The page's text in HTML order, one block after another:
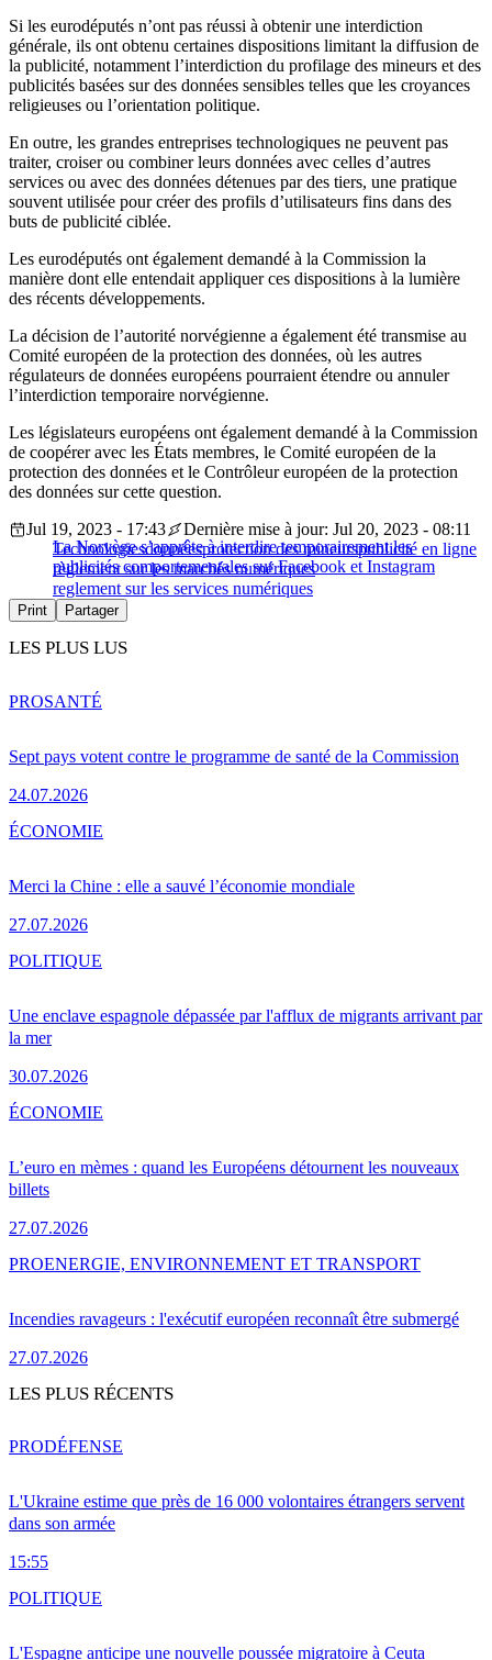
Si les eurodéputés n’ont pas réussi à obtenir une interdiction
générale, ils ont obtenu certaines dispositions limitant la diffusion de
la publicité, notamment l’interdiction du profilage des mineurs et des
publicités basées sur des données sensibles telles que les croyances
religieuses ou l’orientation politique.
En outre, les grandes entreprises technologiques ne peuvent pas
traiter, croiser ou combiner leurs données avec celles d’autres
services ou avec des données détenues par des tiers, une pratique
souvent utilisée pour créer des profils d’utilisateurs fins dans des
buts de publicité ciblée.
Les eurodéputés ont également demandé à la Commission la
manière dont elle entendait appliquer ces dispositions à la lumière
des récents développements.
La décision de l’autorité norvégienne a également été transmise au
Comité européen de la protection des données, où les autres
régulateurs de données européens pourraient étendre ou annuler
l’interdiction temporaire norvégienne.
Les législateurs européens ont également demandé à la Commission
de coopérer avec les États membres, le Comité européen de la
protection des données et le Contrôleur européen de la protection
des données sur cette question.
La Norvège s’apprête à interdire temporairement les
publicités comportementales sur Facebook et Instagram
Jul 19, 2023 - 17:43
Dernière mise à jour: Jul 20, 2023 - 08:11
Technologiesdonnéesprotection des mineurspublicité en ligne
règlement sur les marchés numériques
reglement sur les services numériques
Print Partager
LES PLUS LUS
Sept pays votent contre le programme de santé de la Commission
24.07.2026
PROSANTÉ
Merci la Chine : elle a sauvé l’économie mondiale
27.07.2026
ÉCONOMIE
Une enclave espagnole dépassée par l'afflux de migrants arrivant par
la mer
30.07.2026
POLITIQUE
L’euro en mèmes : quand les Européens détournent les nouveaux
billets
27.07.2026
ÉCONOMIE
Incendies ravageurs : l'exécutif européen reconnaît être submergé
27.07.2026
PROENERGIE, ENVIRONNEMENT ET TRANSPORT
LES PLUS RÉCENTS
L'Ukraine estime que près de 16 000 volontaires étrangers servent
dans son armée
15:55
PRODÉFENSE
L'Espagne anticipe une nouvelle poussée migratoire à Ceuta
POLITIQUE